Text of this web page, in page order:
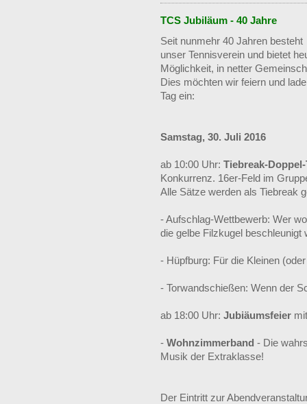
TCS Jubiläum - 40 Jahre
Seit nunmehr 40 Jahren besteht
unser Tennisverein und bietet
Möglichkeit, in netter
Dies möchten wir feiern und
Tag ein:
Samstag, 30. Juli 2016
ab 10:00 Uhr: Tiebreak-
Konkurrenz. 16er-Feld im
Alle Sätze werden als Tiebreak
- Aufschlag-Wettbewerb: Wer
die gelbe Filzkugel beschleunigt
- Hüpfburg: Für die Kleinen
- Torwandschießen: Wenn der
ab 18:00 Uhr: Jubiäumsfeier
- Wohnzimmerband - Die
Musik der Extraklasse!
Der Eintritt zur